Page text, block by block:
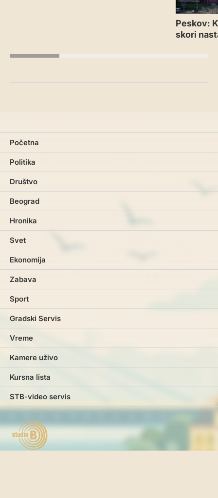
Peskov:
skori
Početna
Politika
Društvo
Beograd
Hronika
Svet
Ekonomija
Zabava
Sport
Gradski Servis
Vreme
Kamere uživo
Kursna lista
STB-video servis